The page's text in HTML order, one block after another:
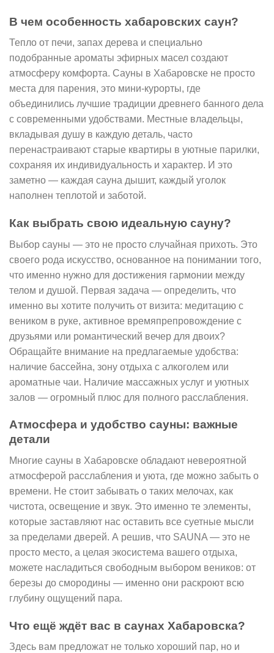
В чем особенность хабаровских саун?
Тепло от печи, запах дерева и специально
подобранные ароматы эфирных масел создают
атмосферу комфорта. Сауны в Хабаровске не просто
места для парения, это мини-курорты, где
объединились лучшие традиции древнего банного дела
с современными удобствами. Местные владельцы,
вкладывая душу в каждую деталь, часто
перенастраивают старые квартиры в уютные парилки,
сохраняя их индивидуальность и характер. И это
заметно — каждая сауна дышит, каждый уголок
наполнен теплотой и заботой.
Как выбрать свою идеальную сауну?
Выбор сауны — это не просто случайная прихоть. Это
своего рода искусство, основанное на понимании того,
что именно нужно для достижения гармонии между
телом и душой. Первая задача — определить, что
именно вы хотите получить от визита: медитацию с
веником в руке, активное времяпрепровождение с
друзьями или романтический вечер для двоих?
Обращайте внимание на предлагаемые удобства:
наличие бассейна, зону отдыха с алкоголем или
ароматные чаи. Наличие массажных услуг и уютных
залов — огромный плюс для полного расслабления.
Атмосфера и удобство сауны: важные
детали
Многие сауны в Хабаровске обладают невероятной
атмосферой расслабления и уюта, где можно забыть о
времени. Не стоит забывать о таких мелочах, как
чистота, освещение и звук. Это именно те элементы,
которые заставляют нас оставить все суетные мысли
за пределами дверей. А решив, что SAUNA — это не
просто место, а целая экосистема вашего отдыха,
можете насладиться свободным выбором веников: от
березы до смородины — именно они раскроют всю
глубину ощущений пара.
Что ещё ждёт вас в саунах Хабаровска?
Здесь вам предложат не только хороший пар, но и